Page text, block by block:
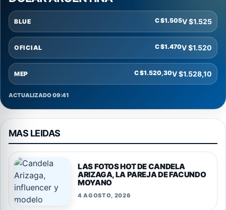
BLUE C $1.505V $1.525
OFICIAL C $1.470V $1.520
MEP C $1.520,30V $1.528,10
ACTUALIZADO 09:41
MAS LEIDAS
LAS FOTOS HOT DE CANDELA
ARIZAGA, LA PAREJA DE FACUNDO
MOYANO
4 AGOSTO, 2026